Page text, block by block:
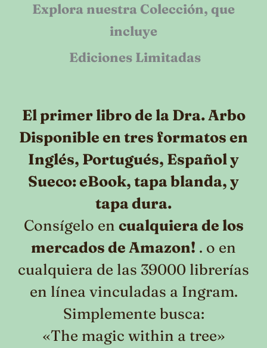
El primer libro de la Dra. Arbo
Disponible en tres formatos en
Inglés, Portugués, Español y
Sueco: eBook, tapa blanda, y
tapa dura.
Consígelo en cualquiera de los
mercados de Amazon! . o en
cualquiera de las 39000 librerías
en línea vinculadas a Ingram.
Simplemente busca:
«The magic within a tree»
Explora nuestra Colección, que
incluye
Ediciones Limitadas